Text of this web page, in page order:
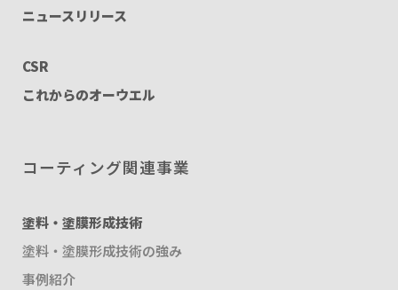
ニュースリリース
CSR
これからのオーウエル
コーティング関連事業
塗料・塗膜形成技術
塗料・塗膜形成技術の強み
事例紹介